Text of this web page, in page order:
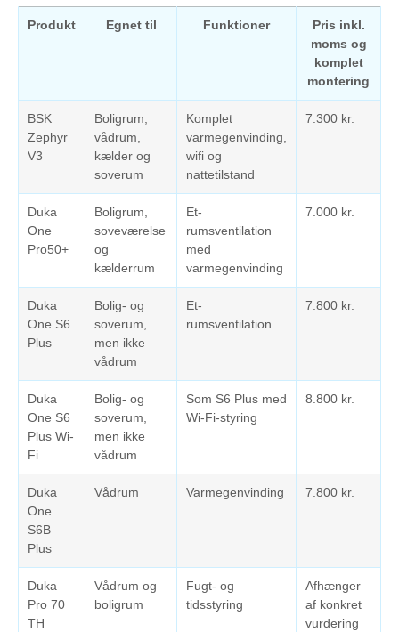
Produkt Egnet til Funktioner
Pris inkl.
moms og
komplet
montering
BSK
Zephyr
V3
Boligrum,
vådrum,
kælder og
soverum
Komplet
varmegenvinding,
wifi og
nattetilstand
7.300 kr.
Duka
One
Pro50+
Boligrum,
soveværelse
og
kælderrum
Et-
rumsventilation
med
varmegenvinding
7.000 kr.
Duka
One S6
Plus
Bolig- og
soverum,
men ikke
vådrum
Et-
rumsventilation
7.800 kr.
Duka
One S6
Plus Wi-
Fi
Bolig- og
soverum,
men ikke
vådrum
Som S6 Plus med
Wi-Fi-styring
8.800 kr.
Duka
One
S6B
Plus
Vådrum Varmegenvinding 7.800 kr.
Duka
Pro 70
TH
Vådrum og
boligrum
Fugt- og
tidsstyring
Afhænger
af konkret
vurdering